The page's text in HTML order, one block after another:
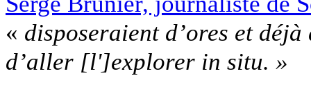
« disposeraient d’ores et
d’aller [l']explorer in situ. »